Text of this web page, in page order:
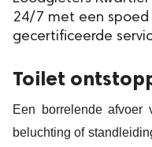
24/7 met een
gecertificeerde
Toilet
Een borrelende afvoer
beluchting of